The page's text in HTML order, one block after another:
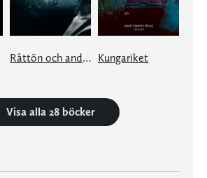
Råttön och andra berättelser Kungariket
Visa alla 28 böcker